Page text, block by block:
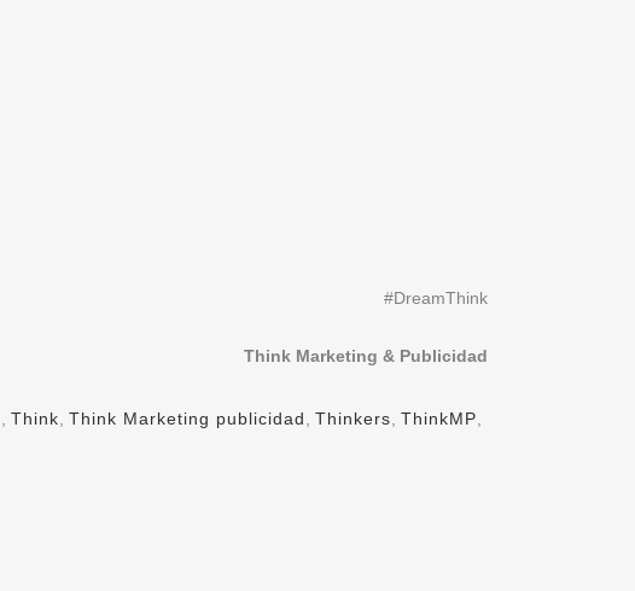
#DreamThink
Think Marketing & Publicidad
Think Think Marketing publicidad Thinkers ThinkMP